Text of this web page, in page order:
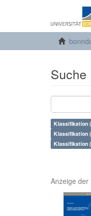
Suche
Klassifikation
Klassifikation
Klassifikation
Anzeige der